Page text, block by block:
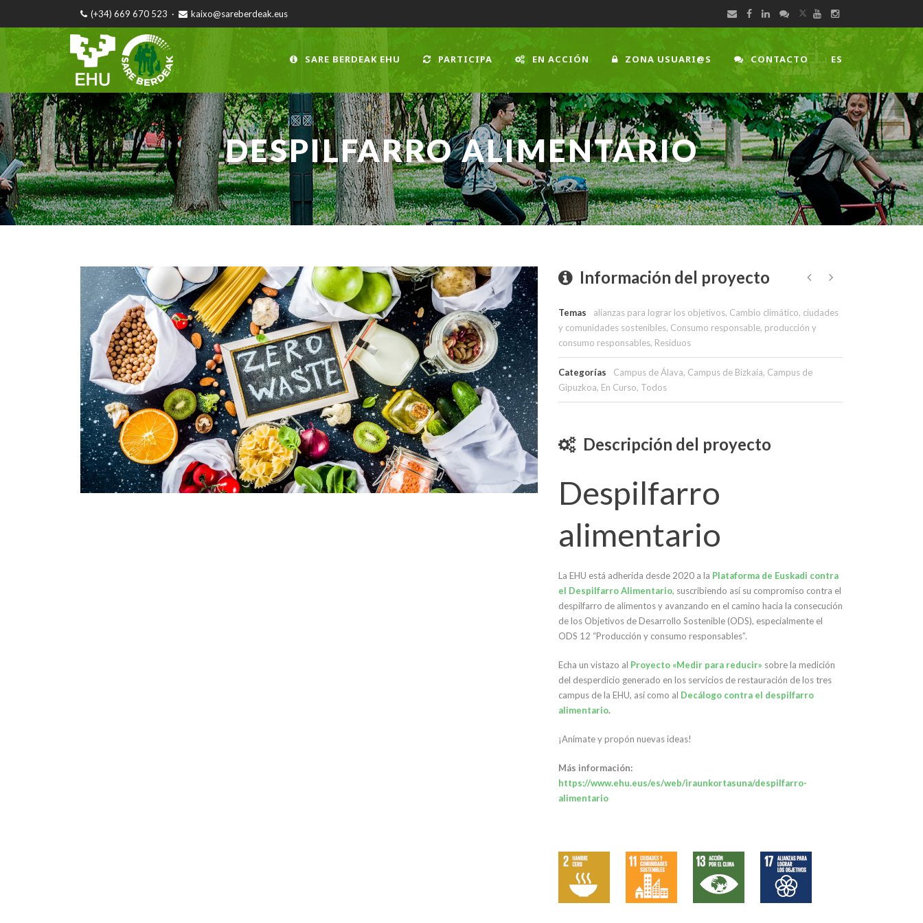
(+34) 669 670 523 · kaixo@sareberdeak.eus
SARE BERDEAK EHU PARTICIPA EN ACCIÓN ZONA USUARI@S CONTACTO ES
DESPILFARRO ALIMENTARIO
Información del proyecto
Temas alianzas para lograr los objetivos, Cambio climático, ciudades
y comunidades sostenibles, Consumo responsable, producción y
consumo responsables, Residuos
Categorías Campus de Álava, Campus de Bizkaia, Campus de
Gipuzkoa, En Curso, Todos
Descripción del proyecto
Despilfarro
alimentario
La EHU está adherida desde 2020 a la Plataforma de Euskadi contra
el Despilfarro Alimentario, suscribiendo así su compromiso contra el
despilfarro de alimentos y avanzando en el camino hacia la consecución
de los Objetivos de Desarrollo Sostenible (ODS), especialmente el
ODS 12 “Producción y consumo responsables”.
Echa un vistazo al Proyecto «Medir para reducir» sobre la medición
del desperdicio generado en los servicios de restauración de los tres
campus de la EHU, así como al Decálogo contra el despilfarro
alimentario.
¡Anímate y propón nuevas ideas!
Más información:
https://www.ehu.eus/es/web/iraunkortasuna/despilfarro-
alimentario